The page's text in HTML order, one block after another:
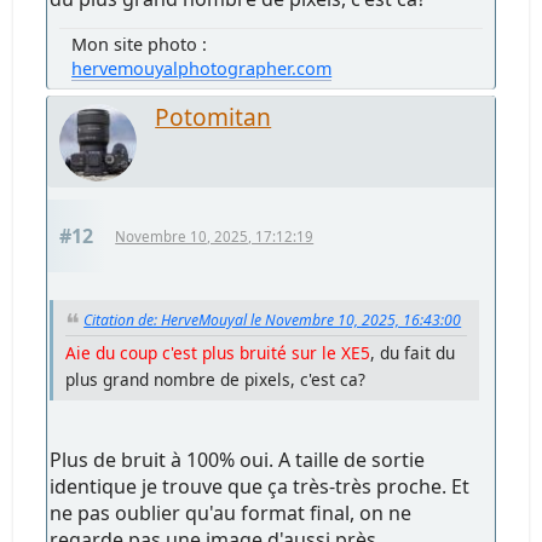
Mon site photo :
hervemouyalphotographer.com
Potomitan
#12 Novembre 10, 2025, 17:12:19
Citation de: HerveMouyal le Novembre 10, 2025, 16:43:00
Aie du coup c'est plus bruité sur le XE5, du fait du
plus grand nombre de pixels, c'est ca?
Plus de bruit à 100% oui. A taille de sortie
identique je trouve que ça très-très proche. Et
ne pas oublier qu'au format final, on ne